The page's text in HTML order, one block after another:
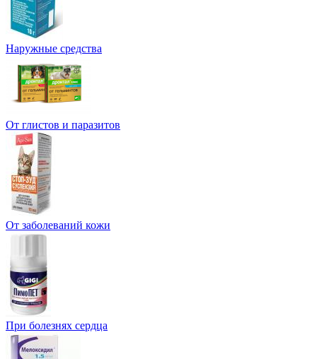
Наружные средства
От глистов и паразитов
От заболеваний кожи
При болезнях сердца